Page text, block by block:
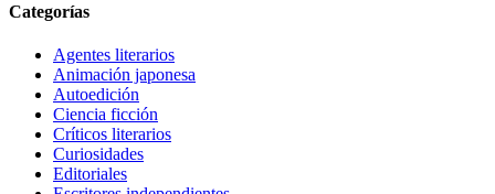
Categorías
Agentes literarios
Animación japonesa
Autoedición
Ciencia ficción
Críticos literarios
Curiosidades
Editoriales